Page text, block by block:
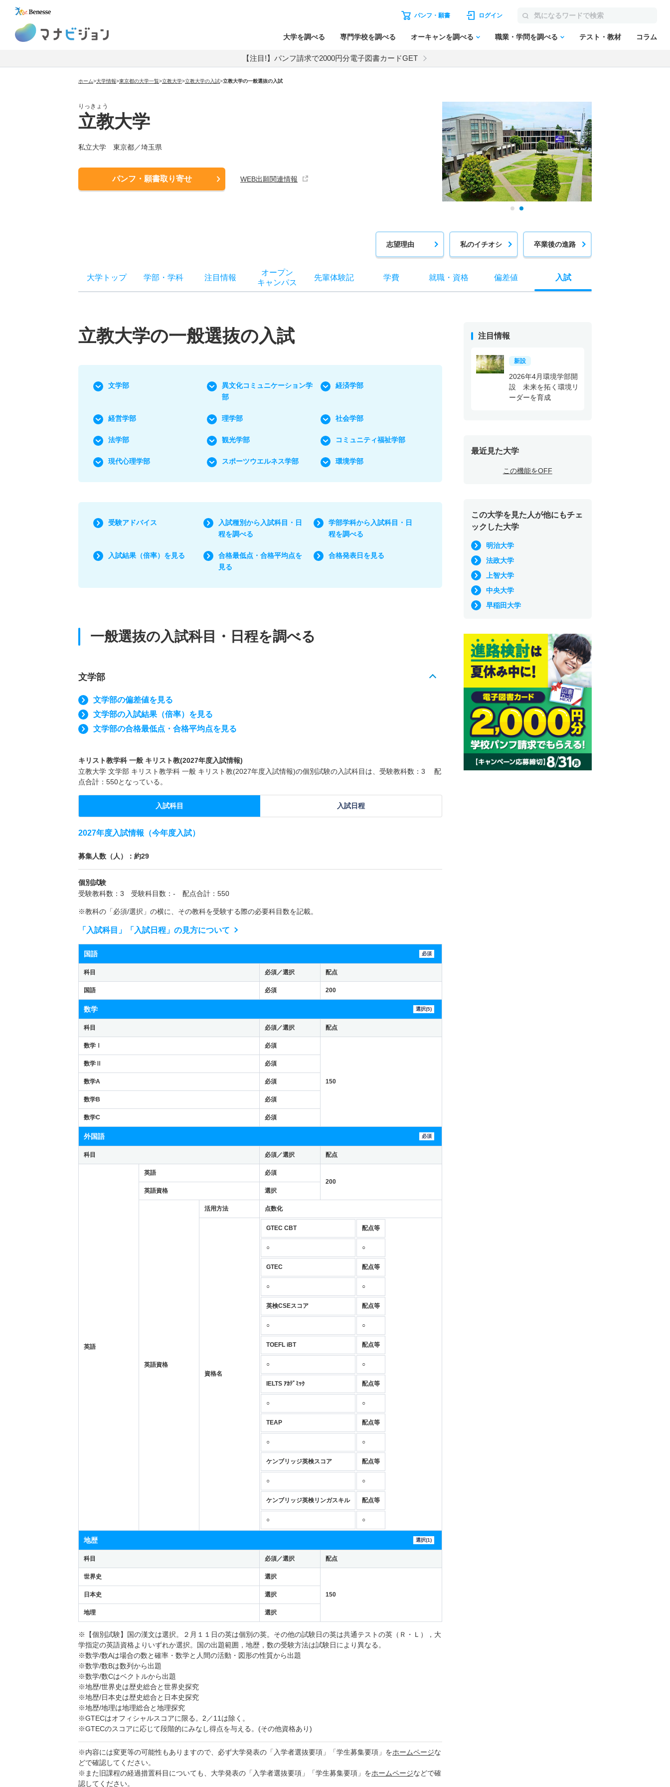
パンフ・願書 ログイン
大学を調べる 専門学校を調べる オーキャンを調べる 職業・学問を調べる テスト・教材 コラム
【注目!】パンフ請求で2000円分電子図書カードGET
ホーム>大学情報>東京都の大学一覧>立教大学>立教大学の入試>立教大学の一般選抜の入試
りっきょう
立教大学
私立大学 東京都／埼玉県
パンフ・願書取り寄せ WEB出願関連情報
志望理由 私のイチオシ 卒業後の進路
大学トップ 学部 ・ 学科 注目情報
オープン
キャンパス
先輩体験記 学費 就職・ 資格 偏差値 入試
立教大学の一般選抜の入試
文学部
異文化コミュニケーション学
部
経済学部
経営学部 理学部 社会学部
法学部 観光学部 コミュニティ福祉学部
現代心理学部 スポーツウエルネス学部 環境学部
受験アドバイス
入試種別から入試科目・日
程を調べる
学部学科から入試科目・日
程を調べる
入試結果（倍率）を見る
合格最低点・合格平均点を
見る
合格発表日を見る
一般選抜の入試科目・日程を調べる
文学部
文学部の偏差値を見る
文学部の入試結果（倍率）を見る
文学部の合格最低点・合格平均点を見る
キリスト教学科 一般 キリスト教(2027年度入試情報)
立教大学 文学部 キリスト教学科 一般 キリスト教(2027年度入試情報)の個別試験の入試科目は、受験教科数：3 配
点合計：550となっている。
入試科目 入試日程
2027年度入試情報（今年度入試）
募集人数（人）：約29
個別試験
受験教科数：3 受験科目数：- 配点合計：550
※教科の「必須/選択」の横に、その教科を受験する際の必要科目数を記載。
「入試科目」「入試日程」の見方について
国語 必須
科目 必須／選択 配点
国語 必須 200
数学 選択(5)
科目 必須／選択 配点
数学Ⅰ 必須
150
数学Ⅱ 必須
数学A 必須
数学B 必須
数学C 必須
外国語 必須
科目 必須／選択 配点
英語
英語
必須
200
英語資格
選択
英語資格
活用方法 点数化
資格名
GTEC CBT 配点等
○ ○
GTEC 配点等
○ ○
英検CSEスコア 配点等
○ ○
TOEFL iBT 配点等
○ ○
IELTS ｱｶﾃﾞﾐｯｸ 配点等
○ ○
TEAP 配点等
○ ○
ケンブリッジ英検スコア 配点等
○ ○
ケンブリッジ英検リンガスキル 配点等
○ ○
地歴 選択(1)
科目 必須／選択 配点
世界史 選択
150
日本史 選択
地理 選択
※【個別試験】国の漢文は選択。２月１１日の英は個別の英。その他の試験日の英は共通テストの英（Ｒ・Ｌ），大
学指定の英語資格よりいずれか選択。国の出題範囲，地歴，数の受験方法は試験日により異なる。
※数学/数Aは場合の数と確率・数学と人間の活動・図形の性質から出題
※数学/数Bは数列から出題
※数学/数Cはベクトルから出題
※地歴/世界史は歴史総合と世界史探究
※地歴/日本史は歴史総合と日本史探究
※地歴/地理は地理総合と地理探究
※GTECはオフィシャルスコアに限る。2／11は除く。
※GTECのスコアに応じて段階的にみなし得点を与える。(その他資格あり)
※内容には変更等の可能性もありますので、必ず大学発表の「入学者選抜要項」「学生募集要項」をホームページな
どで確認してください。
※また旧課程の経過措置科目についても、大学発表の「入学者選抜要項」「学生募集要項」をホームページなどで確
認してください。
注目情報
新設
2026年4月環境学部開
設 未来を拓く環境リ
ーダーを育成
最近見た大学
この機能をOFF
この大学を見た人が他にもチェ
ックした大学
明治大学
法政大学
上智大学
中央大学
早稲田大学